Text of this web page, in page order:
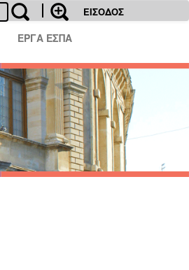
ΕΙΣΟΔΟΣ
ΕΡΓΑ ΕΣΠΑ